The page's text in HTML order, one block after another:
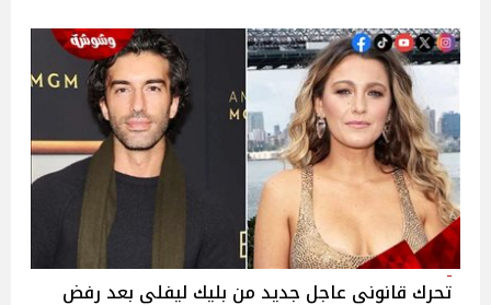
تحرك قانوني عاجل جديد من بليك ليفلي بعد رفض